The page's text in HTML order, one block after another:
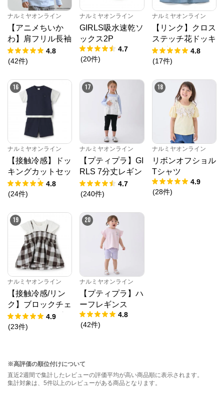
ナルミヤオンライン
【アニメちいか
わ】肩フリル長袖
Tシャツ
4.8
(42件)
ナルミヤオンライン
GIRLS吸水速乾ソ
ックス2P
4.7
(20件)
ナルミヤオンライン
【リンク】クロス
ステッチ花ドッキ
ングTシャツ
4.8
(17件)
16
ナルミヤオンライン
【接触冷感】ドッ
キングカットセッ
トアップ
4.8
(24件)
17
ナルミヤオンライン
【プティプラ】GI
RLS 7分丈レギン
ス
4.7
(240件)
18
ナルミヤオンライン
リボンオフショル
Tシャツ
4.9
(28件)
19
ナルミヤオンライン
【接触冷感/リン
ク】ブロックチェ
ックドッキングT
シャツ
4.9
(23件)
20
ナルミヤオンライン
【プティプラ】ハ
ーフレギンス
4.8
(42件)
※高評価の順位付けについて
直近2週間で集計したレビューの評価平均が高い商品順に表示されます。
集計対象は、5件以上のレビューがある商品となります。